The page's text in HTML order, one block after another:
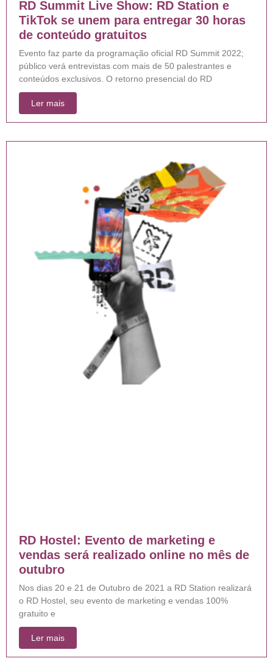
RD Summit Live Show: RD Station e
TikTok se unem para entregar 30 horas
de conteúdo gratuitos
Evento faz parte da programação oficial RD Summit 2022;
público verá entrevistas com mais de 50 palestrantes e
conteúdos exclusivos. O retorno presencial do RD
Ler mais
RD Hostel: Evento de marketing e
vendas será realizado online no mês de
outubro
Nos dias 20 e 21 de Outubro de 2021 a RD Station realizará
o RD Hostel, seu evento de marketing e vendas 100%
gratuito e
Ler mais